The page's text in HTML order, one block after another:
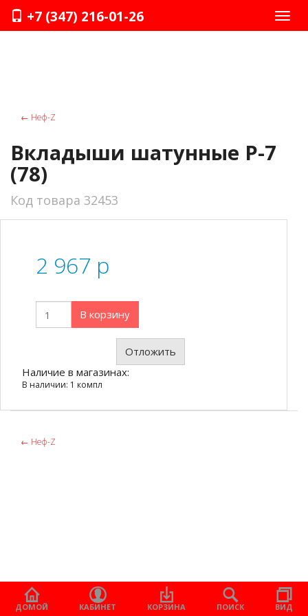
+7 (347) 216-01-26
← Неф-Z
Вкладыши шатунные Р-7
(78)
Код товара 32453
2 967 p
В корзину
Отложить
Наличие в магазинах:
В наличии: 1 компл
← Неф-Z
ДОМОЙ КАБИНЕТ КОРЗИНА ПОИСК ВИД